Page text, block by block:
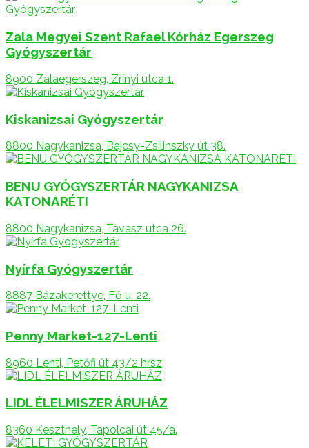
Zala Megyei Szent Rafael Kórház Egerszeg
Gyógyszertár
8900 Zalaegerszeg, Zrínyi utca 1.
Kiskanizsai Gyógyszertár
8800 Nagykanizsa, Bajcsy-Zsilinszky út 38.
BENU GYÓGYSZERTÁR NAGYKANIZSA
KATONARÉTI
8800 Nagykanizsa, Tavasz utca 26.
Nyírfa Gyógyszertár
8887 Bázakerettye, Fő u. 22.
Penny Market-127-Lenti
8960 Lenti, Petőfi út 43/2 hrsz
LIDL ÉLELMISZER ÁRUHÁZ
8360 Keszthely, Tapolcai út 45/a.